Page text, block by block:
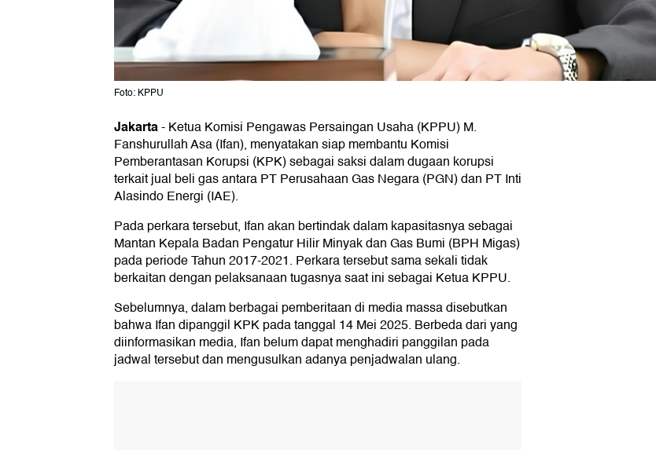
Foto: KPPU
Jakarta-Ketua Komisi Pengawas Persaingan Usaha (KPPU) M.
Fanshurullah Asa (Ifan), menyatakan siap membantu Komisi
Pemberantasan Korupsi (KPK) sebagai saksi dalam dugaan korupsi
terkait jual beli gas antara PT Perusahaan Gas Negara (PGN) dan PT Inti
Alasindo Energi (IAE).
Pada perkara tersebut, Ifan akan bertindak dalam kapasitasnya sebagai
Mantan Kepala Badan Pengatur Hilir Minyak dan Gas Bumi (BPH Migas)
pada periode Tahun 2017-2021. Perkara tersebut sama sekali tidak
berkaitan dengan pelaksanaan tugasnya saat ini sebagai Ketua KPPU.
Sebelumnya, dalam berbagai pemberitaan di media massa disebutkan
bahwa Ifan dipanggil KPK pada tanggal 14 Mei 2025. Berbeda dari yang
diinformasikan media, Ifan belum dapat menghadiri panggilan pada
jadwal tersebut dan mengusulkan adanya penjadwalan ulang.